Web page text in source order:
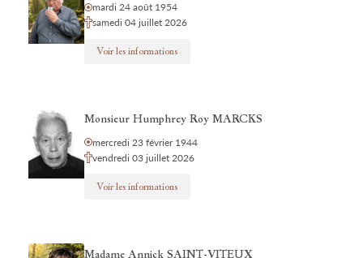
mardi 24 août 1954
samedi 04 juillet 2026
Voir les informations
Monsieur Humphrey Roy MARCKS
mercredi 23 février 1944
vendredi 03 juillet 2026
Voir les informations
Madame Annick SAINT-VITEUX